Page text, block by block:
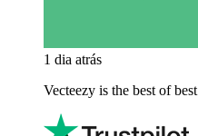
1 dia atrás
Vecteezy is the best of best